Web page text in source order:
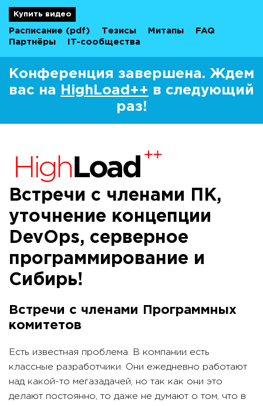
Купить видео
Расписание (pdf) Тезисы Митапы
FAQ
Партнёры
IT-сообщества
Конференция завершена. Ждем
вас на
HighLoad++ в следующий
раз!
Встречи с членами ПК,
уточнение концепции
DevOps, серверное
программирование и
Сибирь!
Встречи с членами Программных
комитетов
Есть известная проблема. В компании есть
классные разработчики. Они ежедневно работают
над какой-то мегазадачей, но так как они это
делают постоянно, то даже не думают о том, что в